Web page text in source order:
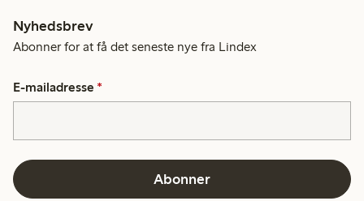
Nyhedsbrev
Abonner for at få det seneste nye fra Lindex
E-mailadresse *
Abonner